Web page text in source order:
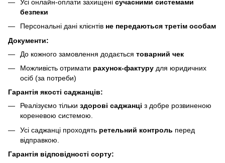
Усі онлайн-оплати захищені сучасними системами
безпеки
Персональні дані клієнтів не передаються третім особам
Документи:
До кожного замовлення додається товарний чек
Можливість отримати рахунок-фактуру для юридичних
осіб (за потреби)
Гарантія якості саджанців:
Реалізуємо тільки здорові саджанці з добре розвиненою
кореневою системою.
Усі саджанці проходять ретельний контроль перед
відправкою.
Гарантія відповідності сорту: